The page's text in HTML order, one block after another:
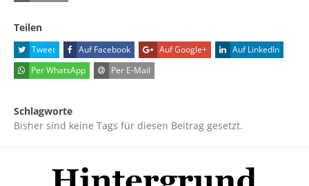
Teilen
Tweet Auf Facebook Auf Google+
Auf LinkedIn
Per WhatsApp
Per E-Mail
Schlagworte
Bisher sind keine Tags für diesen Beitrag gesetzt.